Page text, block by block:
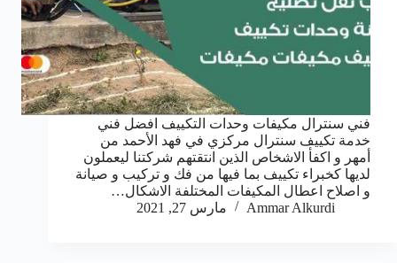
فني سنترال مكيفات وحدات التكييف افضل فني
خدمة تكييف سنترال مركزي في فهد الأحمد من
أمهر و اكفأ الاشخاص الذين انتقتهم شركتنا ليعملون
لديها كخبراء تكييف بما فيها من فك و تركيب و صيانة
و اصلاح اعطال المكيفات المختلفة الاشكال…
Ammar Alkurdi
مارس 27, 2021